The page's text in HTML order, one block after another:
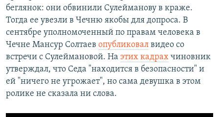
беглянок: они обвинили Сулейманову в краже.
Тогда ее увезли в Чечню якобы для допроса. В
сентябре уполномоченный по правам человека в
Чечне Мансур Солтаев опубликовал видео со
встречи с Сулеймановой. На этих кадрах чиновник
утверждал, что Седа "находится в безопасности" и
ей "ничего не угрожает", но сама девушка в этом
ролике не сказала ни слова.